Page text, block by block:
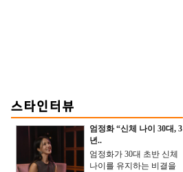
엄정화 “신체 나이 30대, 3
년..
엄정화가 30대 초반 신체
나이를 유지하는 비결을